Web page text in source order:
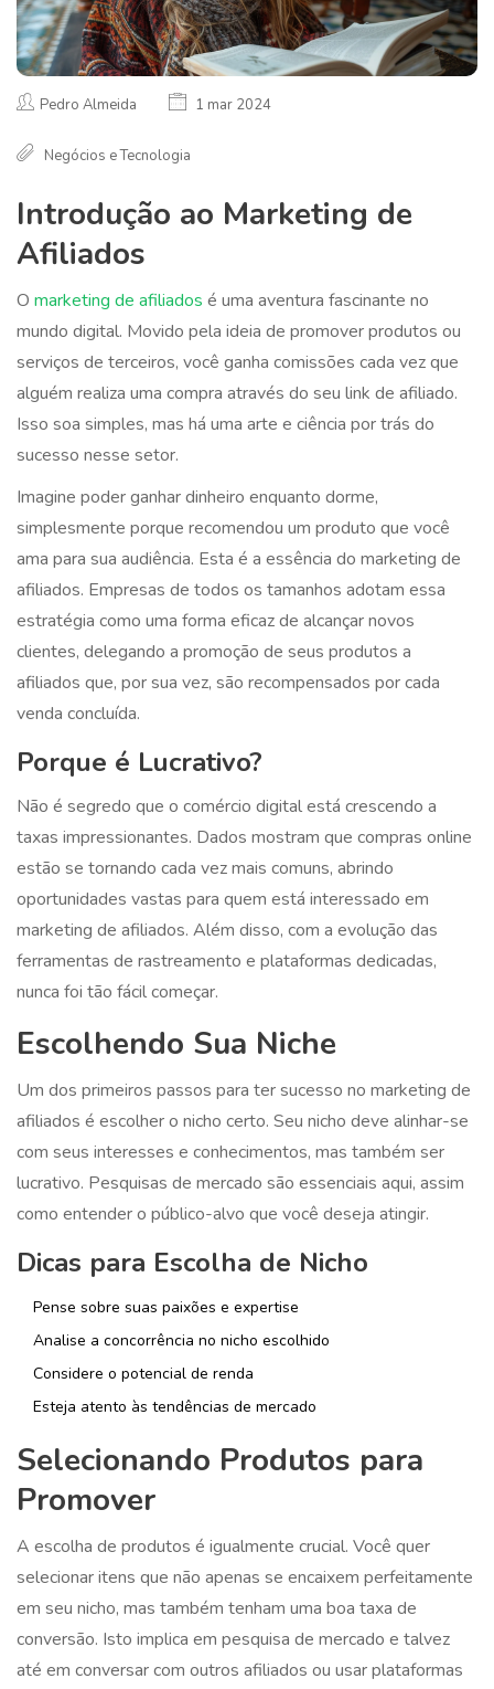
Pedro Almeida 1 mar 2024
Negócios e Tecnologia
Introdução ao Marketing de
Afiliados
O marketing de afiliados é uma aventura fascinante no
mundo digital. Movido pela ideia de promover produtos ou
serviços de terceiros, você ganha comissões cada vez que
alguém realiza uma compra através do seu link de afiliado.
Isso soa simples, mas há uma arte e ciência por trás do
sucesso nesse setor.
Imagine poder ganhar dinheiro enquanto dorme,
simplesmente porque recomendou um produto que você
ama para sua audiência. Esta é a essência do marketing de
afiliados. Empresas de todos os tamanhos adotam essa
estratégia como uma forma eficaz de alcançar novos
clientes, delegando a promoção de seus produtos a
afiliados que, por sua vez, são recompensados por cada
venda concluída.
Porque é Lucrativo?
Não é segredo que o comércio digital está crescendo a
taxas impressionantes. Dados mostram que compras online
estão se tornando cada vez mais comuns, abrindo
oportunidades vastas para quem está interessado em
marketing de afiliados. Além disso, com a evolução das
ferramentas de rastreamento e plataformas dedicadas,
nunca foi tão fácil começar.
Escolhendo Sua Niche
Um dos primeiros passos para ter sucesso no marketing de
afiliados é escolher o nicho certo. Seu nicho deve alinhar-se
com seus interesses e conhecimentos, mas também ser
lucrativo. Pesquisas de mercado são essenciais aqui, assim
como entender o público-alvo que você deseja atingir.
Dicas para Escolha de Nicho
Pense sobre suas paixões e expertise
Analise a concorrência no nicho escolhido
Considere o potencial de renda
Esteja atento às tendências de mercado
Selecionando Produtos para
Promover
A escolha de produtos é igualmente crucial. Você quer
selecionar itens que não apenas se encaixem perfeitamente
em seu nicho, mas também tenham uma boa taxa de
conversão. Isto implica em pesquisa de mercado e talvez
até em conversar com outros afiliados ou usar plataformas